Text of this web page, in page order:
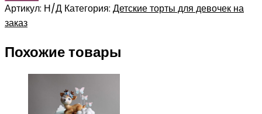
Артикул: Н/Д Категория: Детские торты для девочек на
заказ
Похожие товары